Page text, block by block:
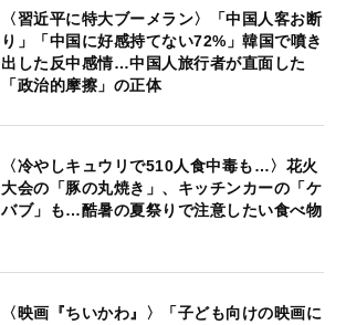
〈習近平に特大ブーメラン〉「中国人客お断
り」「中国に好感持てない72%」韓国で噴き
出した反中感情…中国人旅行者が直面した
「政治的摩擦」の正体
〈冷やしキュウリで510人食中毒も…〉花火
大会の「豚の丸焼き」、キッチンカーの「ケ
バブ」も…酷暑の夏祭りで注意したい食べ物
〈映画『ちいかわ』〉「子ども向けの映画に